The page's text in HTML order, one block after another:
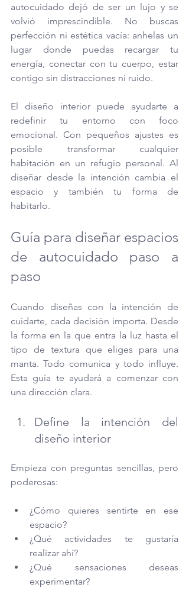
autocuidado dejó de ser un lujo y se
volvió imprescindible. No buscas
perfección ni estética vacía: anhelas un
lugar donde puedas recargar tu
energía, conectar con tu cuerpo, estar
contigo sin distracciones ni ruido.
El diseño interior puede ayudarte a
redefinir tu entorno con foco
emocional. Con pequeños ajustes es
posible transformar cualquier
habitación en un refugio personal. Al
diseñar desde la intención cambia el
espacio y también tu forma de
habitarlo.
Guía para diseñar espacios
de autocuidado paso a
paso
Cuando diseñas con la intención de
cuidarte, cada decisión importa. Desde
la forma en la que entra la luz hasta el
tipo de textura que eliges para una
manta. Todo comunica y todo influye.
Esta guía te ayudará a comenzar con
una dirección clara.
Define la intención del
diseño interior
Empieza con preguntas sencillas, pero
poderosas:
¿Cómo quieres sentirte en ese
espacio?
¿Qué actividades te gustaría
realizar ahí?
¿Qué sensaciones deseas
experimentar?